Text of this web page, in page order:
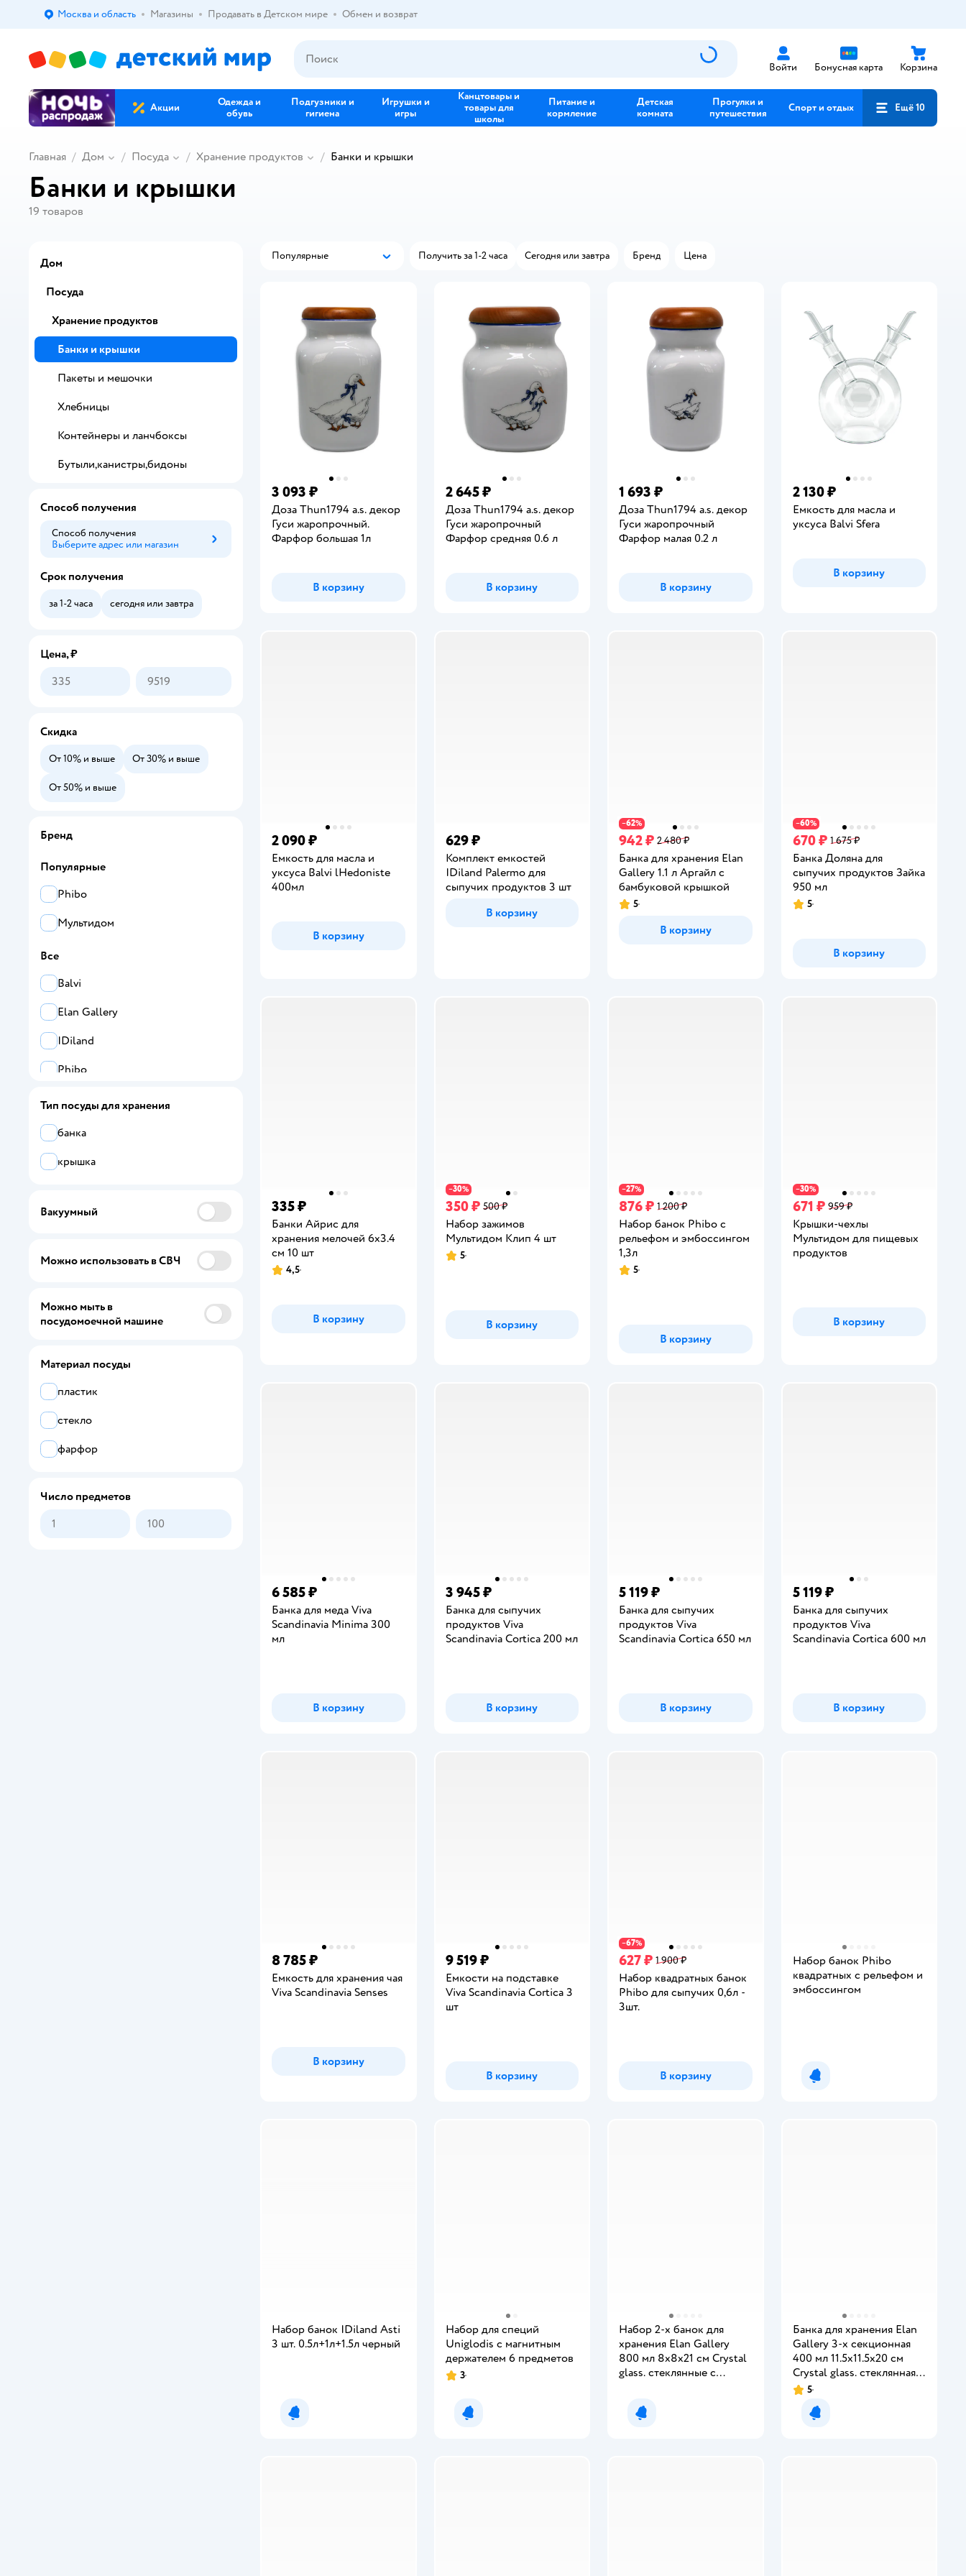
Выбор адреса доставки.
Москва и область Магазины Продавать в Детском мире Обмен и возврат
Войти Бонусная карта Корзина
Акции
Одежда и
обувь
Подгузники и
гигиена
Игрушки и
игры
Канцтовары и
товары для
школы
Питание и
кормление
Детская
комната
Прогулки и
путешествия
Спорт и отдых Ещё 10
Главная Дом Посуда Хранение продуктов Банки и крышки
Банки и крышки
19 товаров
Популярные
Популярные Получить за 1-2 часа Сегодня или завтра Бренд Цена
3 093 ₽
Доза Thun1794 a.s. декор
Гуси жаропрочный.
Фарфор большая 1л
В корзину
2 645 ₽
Доза Thun1794 a.s. декор
Гуси жаропрочный
Фарфор средняя 0.6 л
В корзину
1 693 ₽
Доза Thun1794 a.s. декор
Гуси жаропрочный
Фарфор малая 0.2 л
В корзину
2 130 ₽
Емкость для масла и
уксуса Balvi Sfera
В корзину
2 090 ₽
Емкость для масла и
уксуса Balvi lHedoniste
400мл
В корзину
629 ₽
Комплект емкостей
IDiland Palermo для
сыпучих продуктов 3 шт
В корзину
−62%
942 ₽ 2 480 ₽
Банка для хранения Elan
Gallery 1.1 л Аргайл с
бамбуковой крышкой
Рейтинг:
5
В корзину
−60%
670 ₽ 1 675 ₽
Банка Доляна для
сыпучих продуктов Зайка
950 мл
Рейтинг:
5
В корзину
335 ₽
Банки Айрис для
хранения мелочей 6х3.4
см 10 шт
Рейтинг:
4,5
В корзину
−30%
350 ₽ 500 ₽
Набор зажимов
Мультидом Клип 4 шт
Рейтинг:
5
В корзину
−27%
876 ₽ 1 200 ₽
Набор банок Phibo с
рельефом и эмбоссингом
1,3л
Рейтинг:
5
В корзину
−30%
671 ₽ 959 ₽
Крышки-чехлы
Мультидом для пищевых
продуктов
В корзину
6 585 ₽
Банка для меда Viva
Scandinavia Minima 300
мл
В корзину
3 945 ₽
Банка для сыпучих
продуктов Viva
Scandinavia Cortica 200 мл
В корзину
5 119 ₽
Банка для сыпучих
продуктов Viva
Scandinavia Cortica 650 мл
В корзину
5 119 ₽
Банка для сыпучих
продуктов Viva
Scandinavia Cortica 600 мл
В корзину
8 785 ₽
Емкость для хранения чая
Viva Scandinavia Senses
В корзину
9 519 ₽
Емкости на подставке
Viva Scandinavia Cortica 3
шт
В корзину
−67%
627 ₽ 1 900 ₽
Набор квадратных банок
Phibo для сыпучих 0,6л -
3шт.
В корзину
Набор банок Phibo
квадратных с рельефом и
эмбоссингом
Уведомить о появлении
Набор банок IDiland Asti
3 шт. 0.5л+1л+1.5л черный
Уведомить о появлении
Набор для специй
Uniglodis с магнитным
держателем 6 предметов
Рейтинг:
3
Уведомить о появлении
Набор 2-х банок для
хранения Elan Gallery
800 мл 8х8х21 см Crystal
glass. стеклянные с
Уведомить о появлении
Банка для хранения Elan
Gallery 3-х секционная
400 мл 11.5х11.5х20 см
Crystal glass. стеклянная
со стеклянной крышкой
Рейтинг:
5
Уведомить о появлении
Дом
Посуда
Хранение продуктов
Банки и крышки
Пакеты и мешочки
Хлебницы
Контейнеры и ланчбоксы
Бутыли,канистры,бидоны
Способ получения
Способ получения
Выберите адрес или магазин
Способ получения
Срок получения
за 1-2 часа сегодня или завтра
Цена, ₽
Скидка
От 10% и выше От 30% и выше
От 50% и выше
Бренд
Популярные
Phibo
Мультидом
Все
Balvi
Elan Gallery
IDiland
Phibo
Viva Scandinavia
Мультидом
Тип посуды для хранения
банка
крышка
Вакуумный
Можно использовать в СВЧ
Можно мыть в
посудомоечной машине
Материал посуды
пластик
стекло
фарфор
Число предметов